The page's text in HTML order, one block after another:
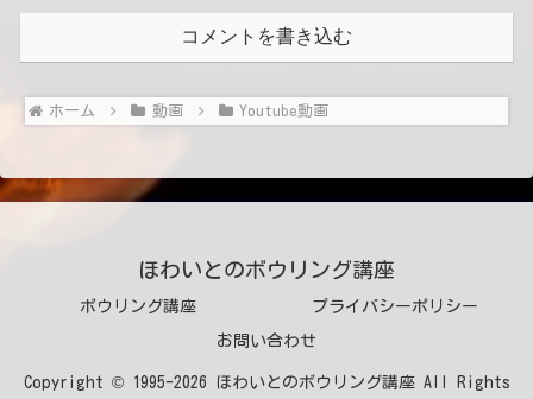
コメントを書き込む
ホーム 動画 Youtube動画
ほわいとのボウリング講座
ボウリング講座 プライバシーポリシー
お問い合わせ
Copyright © 1995-2026 ほわいとのボウリング講座 All Rights